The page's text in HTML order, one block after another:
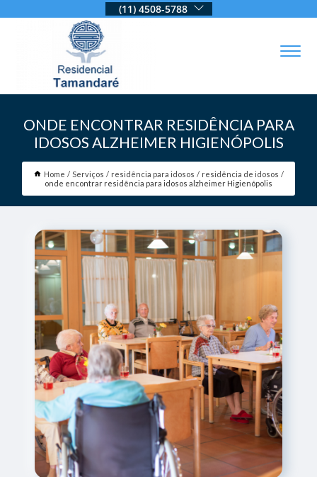
(11) 4508-5788
ONDE ENCONTRAR RESIDÊNCIA PARA
IDOSOS ALZHEIMER HIGIENÓPOLIS
Home Serviços residência para idosos
residência de idosos
onde encontrar residência para idosos alzheimer Higienópolis